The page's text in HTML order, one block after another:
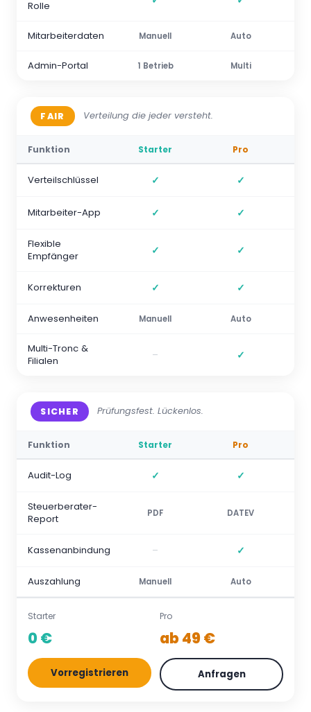
Rolle
Mitarbeiterdaten Manuell Auto
Admin-Portal 1 Betrieb Multi
FAIR Verteilung die jeder versteht.
Funktion Starter Pro
Verteilschlüssel ✓ ✓
Mitarbeiter-App ✓ ✓
Flexible
Empfänger
✓ ✓
Korrekturen ✓ ✓
Anwesenheiten Manuell Auto
Multi-Tronc &
Filialen
– ✓
SICHER Prüfungsfest. Lückenlos.
Funktion Starter Pro
Audit-Log ✓ ✓
Steuerberater-
Report
PDF DATEV
Kassenanbindung – ✓
Auszahlung Manuell Auto
Starter
0 €
Vorregistrieren
Pro
ab 49 €
Anfragen